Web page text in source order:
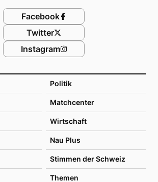
Politik
Matchcenter
Wirtschaft
Nau Plus
Stimmen der Schweiz
Themen
Facebook
Twitter
Instagram